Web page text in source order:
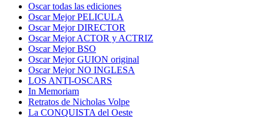
Oscar todas las ediciones
Oscar Mejor PELICULA
Oscar Mejor DIRECTOR
Oscar Mejor ACTOR y ACTRIZ
Oscar Mejor BSO
Oscar Mejor GUION original
Oscar Mejor NO INGLESA
LOS ANTI-OSCARS
In Memoriam
Retratos de Nicholas Volpe
La CONQUISTA del Oeste